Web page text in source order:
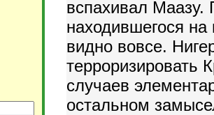
вспахивал
находившегося
видно вовсе.
терроризировать
случаев
остальном